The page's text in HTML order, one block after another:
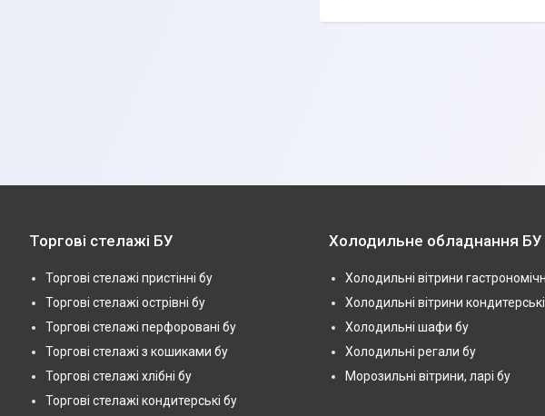
Торгові стелажі БУ
Торгові стелажі пристінні бу
Торгові стелажі острівні бу
Торгові стелажі перфоровані бу
Торгові стелажі з кошиками бу
Торгові стелажі хлібні бу
Торгові стелажі кондитерські бу
Холодильне обладнання БУ
Холодильні вітрини
Холодильні вітрини
Холодильні шафи бу
Холодильні регали бу
Морозильні вітрини, ларі бу